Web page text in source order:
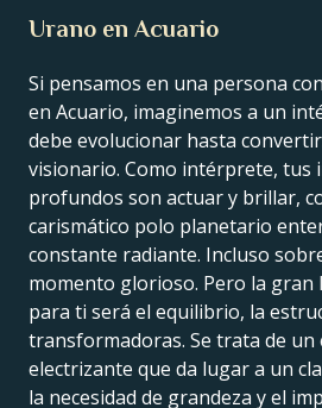
Urano en Acuario
Si pensamos en una persona
en Acuario, imaginemos a un
debe evolucionar hasta
visionario. Como intérprete, tus
profundos son actuar y brillar,
carismático polo planetario
constante radiante. Incluso
momento glorioso. Pero la gran
para ti será el equilibrio, la
transformadoras. Se trata de un
electrizante que da lugar a un
la necesidad de grandeza y el